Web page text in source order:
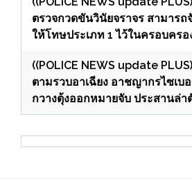
ตรวจกวดขันวินัยจราจร สามาร
ให้โทษประเภท 1 ไว้ในครอบครอ
((POLICE NEWS update
ตามรวบอาเฉียง อาชญากรไซเบ
กวางตุ้งออกหมายจับ ประสานล่า